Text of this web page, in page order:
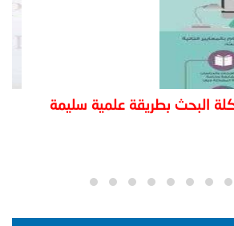
اسئلة البحث باسلوب احترافي